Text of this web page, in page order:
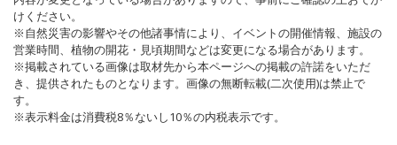
けください。
※自然災害の影響やその他諸事情により、イベントの開催情報、施設の
営業時間、植物の開花・見頃期間などは変更になる場合があります。
※掲載されている画像は取材先から本ページへの掲載の許諾をいただ
き、提供されたものとなります。画像の無断転載(二次使用)は禁止で
す。
※表示料金は消費税8％ないし10％の内税表示です。